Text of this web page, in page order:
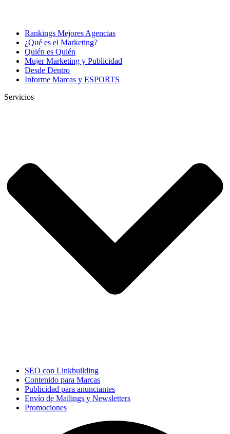
Rankings Mejores Agencias
¿Qué es el Marketing?
Quién es Quién
Mujer Marketing y Publicidad
Desde Dentro
Informe Marcas y ESPORTS
Servicios
SEO con Linkbuilding
Contenido para Marcas
Publicidad para anunciantes
Envío de Mailings y Newsletters
Promociones